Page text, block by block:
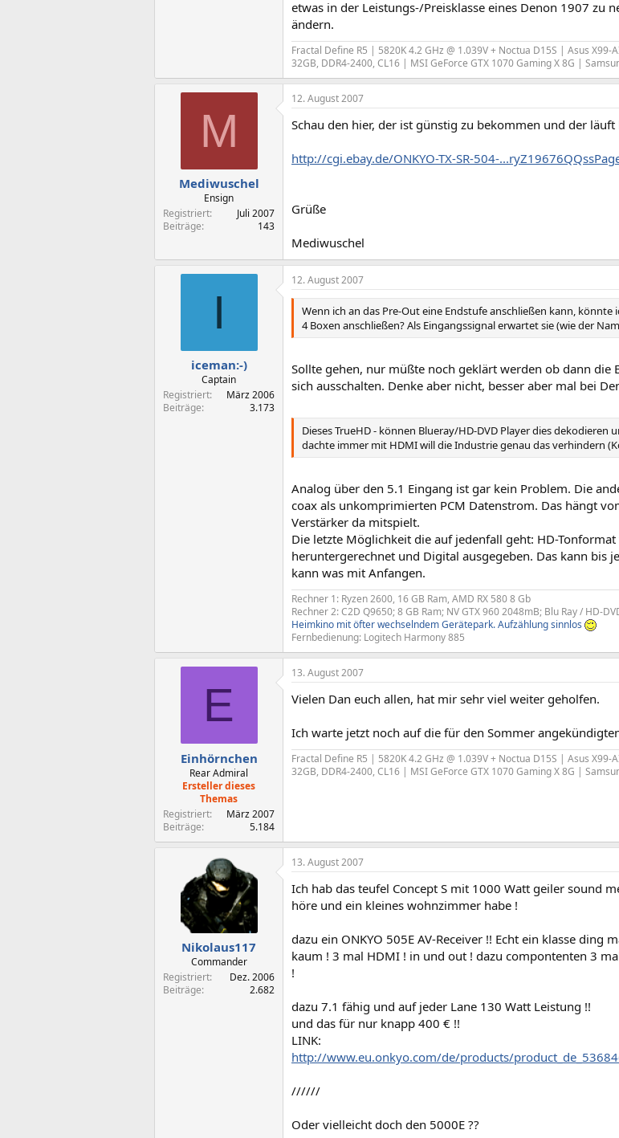
etwas in der Leistungs-/Preisklasse eines Denon 1907 zu
ändern.
Fractal Define R5 | 5820K 4.2 GHz @ 1.039V + Noctua D15S | Asus
32GB, DDR4-2400, CL16 | MSI GeForce GTX 1070 Gaming X 8G |
M
Mediwuschel
Ensign
Registriert
Juli 2007
Beiträge
143
12. August 2007
Schau den hier, der ist günstig zu bekommen und der läuft
http://cgi.ebay.de/ONKYO-TX-SR-504-
Grüße
Mediwuschel
I
iceman:-)
Captain
Registriert
März 2006
Beiträge
3.173
12. August 2007
Wenn ich an das Pre-Out eine Endstufe anschließen kann,
4 Boxen anschließen? Als Eingangssignal erwartet sie (wie der
Sollte gehen, nur müßte noch geklärt werden ob dann die
sich ausschalten. Denke aber nicht, besser aber mal bei
Dieses TrueHD - können Blueray/HD-DVD Player dies
dachte immer mit HDMI will die Industrie genau das verhindern
Analog über den 5.1 Eingang ist gar kein Problem. Die
coax als unkomprimierten PCM Datenstrom. Das hängt
Verstärker da mitspielt.
Die letzte Möglichkeit die auf jedenfall geht: HD-
heruntergerechnet und Digital ausgegeben. Das kann bis
kann was mit Anfangen.
Rechner 1: Ryzen 2600, 16 GB Ram, AMD RX 580 8 Gb
Rechner 2: C2D Q9650; 8 GB Ram; NV GTX 960 2048mB; Blu Ray / HD-
Heimkino mit öfter wechselndem Gerätepark. Aufzählung sinnlos
Fernbedienung: Logitech Harmony 885
E
Einhörnchen
Rear Admiral
Ersteller dieses
Themas
Registriert
März 2007
Beiträge
5.184
13. August 2007
Vielen Dan euch allen, hat mir sehr viel weiter geholfen.
Ich warte jetzt noch auf die für den Sommer
Fractal Define R5 | 5820K 4.2 GHz @ 1.039V + Noctua D15S | Asus
32GB, DDR4-2400, CL16 | MSI GeForce GTX 1070 Gaming X 8G |
Nikolaus117
Commander
Registriert
Dez. 2006
Beiträge
2.682
13. August 2007
Ich hab das teufel Concept S mit 1000 Watt geiler sound
höre und ein kleines wohnzimmer habe !
dazu ein ONKYO 505E AV-Receiver !! Echt ein klasse
kaum ! 3 mal HDMI ! in und out ! dazu compontenten 3
!
dazu 7.1 fähig und auf jeder Lane 130 Watt Leistung !!
und das für nur knapp 400 € !!
LINK:
http://www.eu.onkyo.com/de/products/
//////
Oder vielleicht doch den 5000E ??